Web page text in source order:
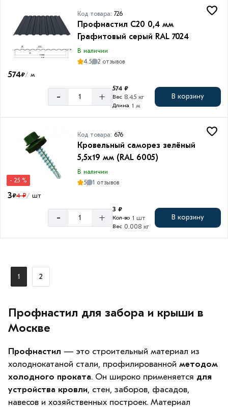
Код товара: 726
Профнастил С20 0,4 мм
Графитовый серый RAL 7024
В наличии
4.5
2 отзывов
574₽/ м
- +
574 ₽
Вес 8.45 кг
Длина 1 м
В корзину
- 25 %
Код товара: 676
Кровельный саморез зелёный
5,5х19 мм (RAL 6005)
В наличии
5
1 отзывов
3₽4 ₽/ шт
- +
3 ₽
Кол-во 1 шт
Вес 0.008 кг
В корзину
1 2
Профнастил для забора и крыши в
Москве
Профнастил — это строительный материал из
холоднокатаной стали, профилированной методом
холодного проката. Он широко применяется для
устройства кровли , стен, заборов, фасадов,
навесов и хозяйственных построек. Материал